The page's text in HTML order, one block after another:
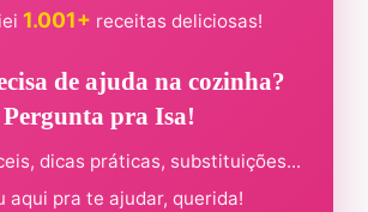
1.001+ receitas deliciosas!
de ajuda na cozinha?
Pergunta pra Isa!
dicas práticas, substituições...
aqui pra te ajudar, querida!